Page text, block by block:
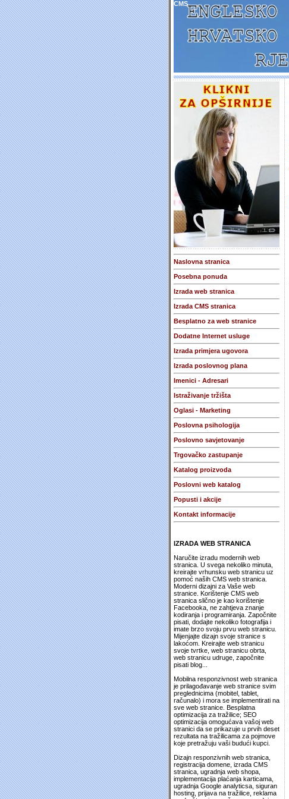
CMS
Naslovna stranica
Posebna ponuda
Izrada web stranica
Izrada CMS stranica
Besplatno za web stranice
Dodatne Internet usluge
Izrada primjera ugovora
Izrada poslovnog plana
Imenici - Adresari
Istraživanje tržišta
Oglasi - Marketing
Poslovna psihologija
Poslovno savjetovanje
Trgovačko zastupanje
Katalog proizvoda
Poslovni web katalog
Popusti i akcije
Kontakt informacije
IZRADA WEB STRANICA
Naručite izradu modernih web
stranica. U svega nekoliko minuta,
kreirajte vrhunsku web stranicu uz
pomoć naših CMS web stranica.
Moderni dizajni za Vaše web
stranice. Korištenje CMS web
stranica slično je kao korištenje
Facebooka, ne zahtjeva znanje
kodiranja i programiranja. Započnite
pisati, dodajte nekoliko fotografija i
imate brzo svoju prvu web stranicu.
Mijenjajte dizajn svoje stranice s
lakoćom. Kreirajte web stranicu
svoje tvrtke, web stranicu obrta,
web stranicu udruge, započnite
pisati blog...
Mobilna responzivnost web stranica
je prilagođavanje web stranice svim
preglednicima (mobitel, tablet,
računalo) i mora se implementirati na
sve web stranice. Besplatna
optimizacija za tražilice; SEO
optimizacija omogućava vašoj web
stranici da se prikazuje u prvih deset
rezultata na tražilicama za pojmove
koje pretražuju vaši budući kupci.
Dizajn responzivnih web stranica,
registracija domene, izrada CMS
stranica, ugradnja web shopa,
implementacija plaćanja karticama,
ugradnja Google analyticsa, siguran
hosting, prijava na tražilice, reklama